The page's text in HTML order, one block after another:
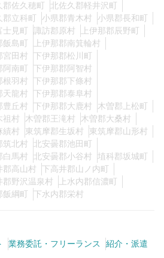
郡佐久穂町
北佐久郡軽井沢町
郡立科町 小県郡青木村
小県郡長和町
士見町 諏訪郡原村
上伊那郡辰野町
飯島町
上伊那郡南箕輪村
宮田村
下伊那郡松川町
阿南町
下伊那郡阿智村
根羽村
下伊那郡下條村
天龍村
下伊那郡泰阜村
豊丘村 下伊那郡大鹿村
木曽郡上松町
村 木曽郡王滝村
木曽郡大桑村
村 東筑摩郡生坂村
東筑摩郡山形村
北村
北安曇郡池田町
白馬村 北安曇郡小谷村
埴科郡坂城町
郡高山村
下高井郡山ノ内町
郡野沢温泉村
上水内郡信濃町
飯綱町 下水内郡栄村
業務委託・フリーランス 紹介・派遣